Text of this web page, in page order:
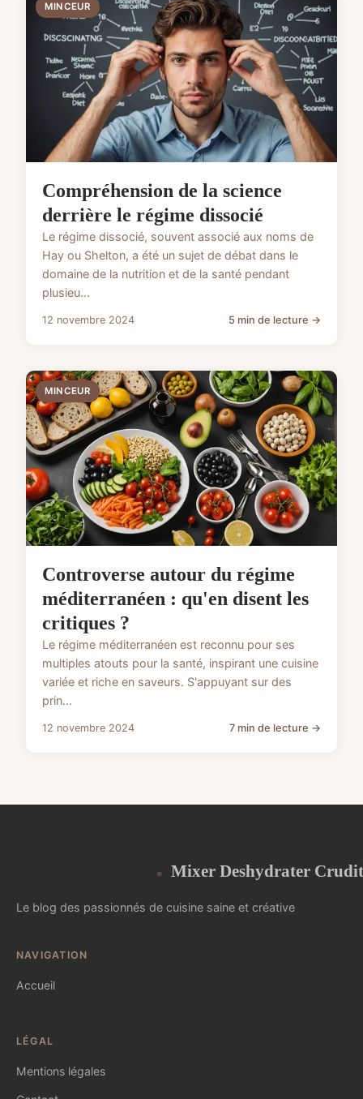
MINCEUR
Compréhension de la science
derrière le régime dissocié
Le régime dissocié, souvent associé aux noms de
Hay ou Shelton, a été un sujet de débat dans le
domaine de la nutrition et de la santé pendant
plusieu...
12 novembre 2024 5 min de lecture →
MINCEUR
Controverse autour du régime
méditerranéen : qu'en disent les
critiques ?
Le régime méditerranéen est reconnu pour ses
multiples atouts pour la santé, inspirant une cuisine
variée et riche en saveurs. S'appuyant sur des
prin...
12 novembre 2024 7 min de lecture →
Mixer Deshydrater
Le blog des passionnés de cuisine saine et créative
NAVIGATION
Accueil
LÉGAL
Mentions légales